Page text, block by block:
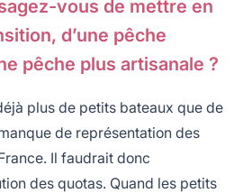
vous de mettre en
d’une pêche
pêche plus artisanale ?
plus de petits bateaux que de
de représentation des
Il faudrait donc
des quotas. Quand les petits